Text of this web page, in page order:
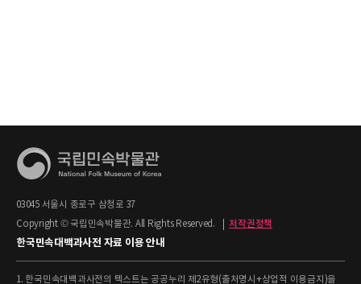
03045 서울시 종로구 삼청로 37
Copyright © 국립민속박물관. All Rights Reserved.
저작권정책
한국민속대백과사전 자료 이용 안내
1. 한국민속대백과사전의 텍스트는 공공누리 제2유형(출처명시+상업적 이용금지)을